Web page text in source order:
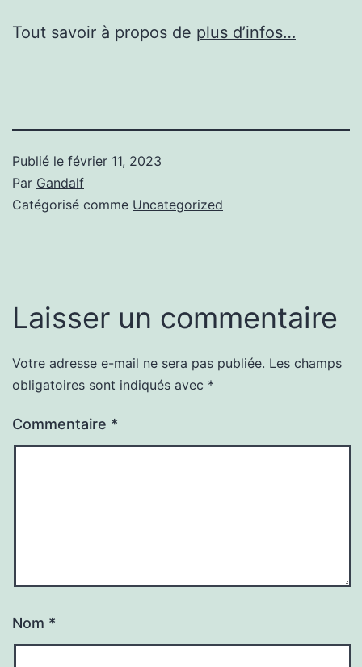
Tout savoir à propos de plus d’infos…
Publié le février 11, 2023
Par Gandalf
Catégorisé comme Uncategorized
Laisser un commentaire
Votre adresse e-mail ne sera pas publiée. Les champs
obligatoires sont indiqués avec *
Commentaire *
Nom *